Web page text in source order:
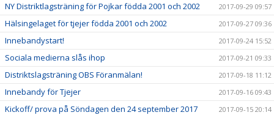
NY Distriktlagsträning för Pojkar födda 2001 och 2002 2017-09-29 09:57
Hälsingelaget för tjejer födda 2001 och 2002 2017-09-27 09:36
Innebandystart! 2017-09-24 15:52
Sociala medierna slås ihop 2017-09-21 09:33
Distriktslagsträning OBS Föranmälan! 2017-09-18 11:12
Innebandy för Tjejer 2017-09-16 09:43
Kickoff/ prova på Söndagen den 24 september 2017 2017-09-15 20:14